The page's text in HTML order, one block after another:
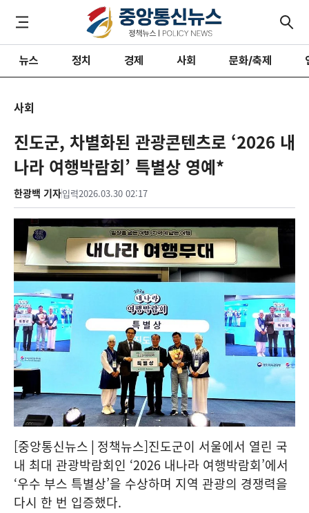
뉴스 정치 경제 사회 문화/축제
사회
진도군, 차별화된 관광콘텐츠로 ‘2026 내
나라 여행박람회’ 특별상 영예*
한광백 기자입력2026.03.30 02:17
[중앙통신뉴스│정책뉴스]진도군이 서울에서 열린 국
내 최대 관광박람회인 ‘2026 내나라 여행박람회’에서
‘우수 부스 특별상’을 수상하며 지역 관광의 경쟁력을
다시 한 번 입증했다.